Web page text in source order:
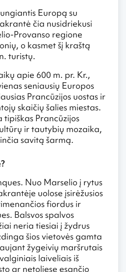
Europą su
čia nusidriekusi
Provanso regione
o kasmet šį kraštą
turistų.
apie 600 m. pr. Kr.,
seniausių Europos
Prancūzijos uostas ir
skaičių šalies miestas.
tipiškas Prancūzijos
ir tautybių mozaika,
savitą šarmą.
Nuo Marselio į rytus
uolose įsirėžusios
fiordus ir
Balsvos spalvos
neria tiesiai į žydrus
šios vietovės gamta
žygeivių maršrutais
laiveliais iš
ar netoliese esančio